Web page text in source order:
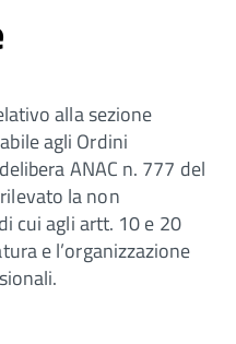
alla sezione
agli Ordini
ANAC n. 777 del
la non
cui agli artt. 10 e 20
e l’organizzazione